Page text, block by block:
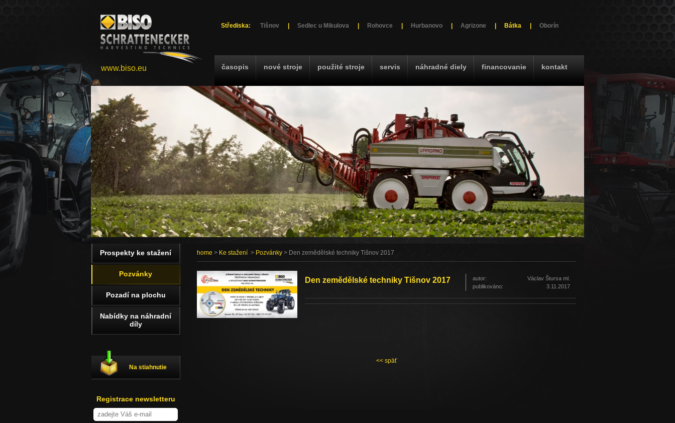
Střediska: Tišnov Sedlec u Mikulova Rohovce Hurbanovo Agrizone Bátka Oborín
časopis nové stroje použité stroje servis náhradné diely financovanie kontakt
www.biso.eu
home > Ke stažení > Pozvánky > Den zemědělské techniky Tišnov 2017
autor:
Václav Štursa ml.
publikováno:
3.11.2017
Den zemědělské techniky Tišnov 2017
<< späť
Prospekty ke stažení
Pozvánky
Pozadí na plochu
Nabídky na náhradní
díly
Na stiahnutie
Registrace newsletteru